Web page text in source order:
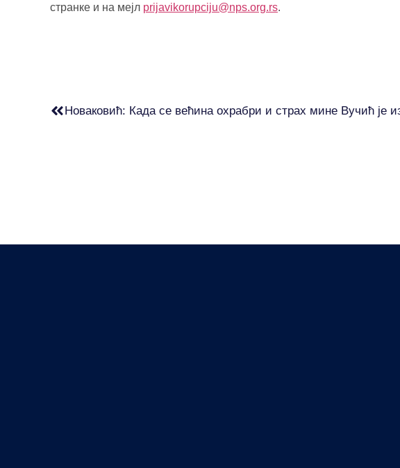
странке и на мејл prijavikorupciju@nps.org.rs.